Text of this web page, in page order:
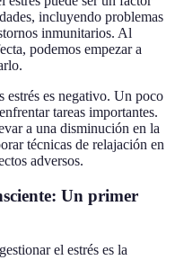
incluyendo problemas
inmunitarios. Al
podemos empezar a
estrés es negativo. Un poco
tareas importantes.
a una disminución en la
técnicas de relajación en
adversos.
Un primer
el estrés es la